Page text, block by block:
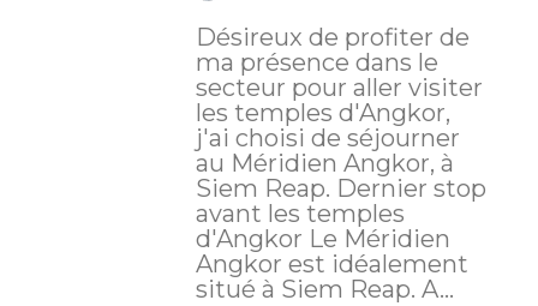
Désireux de profiter de
ma présence dans le
secteur pour aller visiter
les temples d'Angkor,
j'ai choisi de séjourner
au Méridien Angkor, à
Siem Reap. Dernier stop
avant les temples
d'Angkor Le Méridien
Angkor est idéalement
situé à Siem Reap. A...